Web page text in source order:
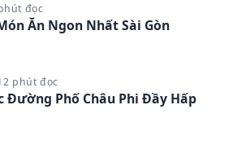
đọc
Ăn Ngon Nhất Sài Gòn
phút đọc
Đường Phố Châu Phi Đầy Hấp